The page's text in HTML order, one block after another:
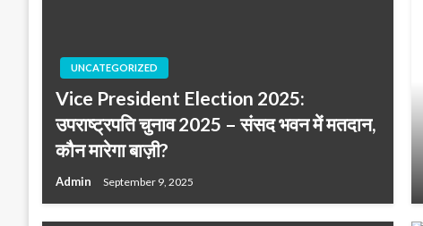
UNCATEGORIZED
Vice President Election 2025:
उपराष्ट्रपति चुनाव 2025 – संसद भवन में मतदान,
कौन मारेगा बाज़ी?
Admin September 9, 2025